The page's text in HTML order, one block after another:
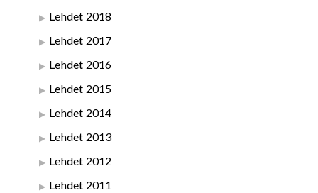
Lehdet 2018
Lehdet 2017
Lehdet 2016
Lehdet 2015
Lehdet 2014
Lehdet 2013
Lehdet 2012
Lehdet 2011